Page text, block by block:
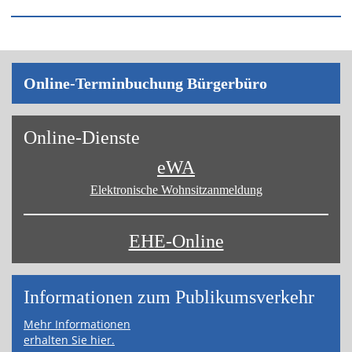
On­line-Ter­min­bu­chung Bür­ger­bü­ro
On­line-Diens­te
eWA
Elektronische Wohnsitz­anmeldung
EHE-Online
Informa­tionen zum Publikums­­verkehr
Mehr Informationen
erhalten Sie hier.